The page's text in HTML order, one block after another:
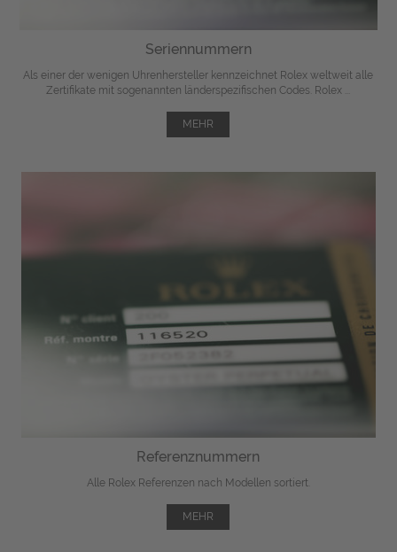
Seriennummern
Als einer der wenigen Uhrenhersteller kennzeichnet Rolex weltweit alle
Zertifikate mit sogenannten länderspezifischen Codes. Rolex ...
MEHR
Referenznummern
Alle Rolex Referenzen nach Modellen sortiert.
MEHR